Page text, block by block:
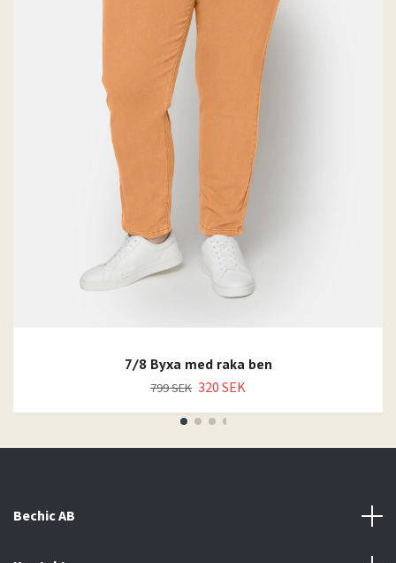
7/8 Byxa med raka ben
799 SEK 320 SEK
Bechic AB